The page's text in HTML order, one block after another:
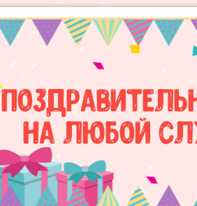
на любой